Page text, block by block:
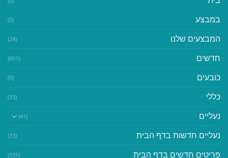
במבצע (0)
המבצעים שלנו (24)
חדשים (601)
כובעים (0)
כללי (33)
נעליים (41)
נעליים חדשות בדף הבית (33)
פריטים חדשים בדף הבית (535)